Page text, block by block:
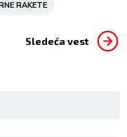
RAKETE
Sledeća vest